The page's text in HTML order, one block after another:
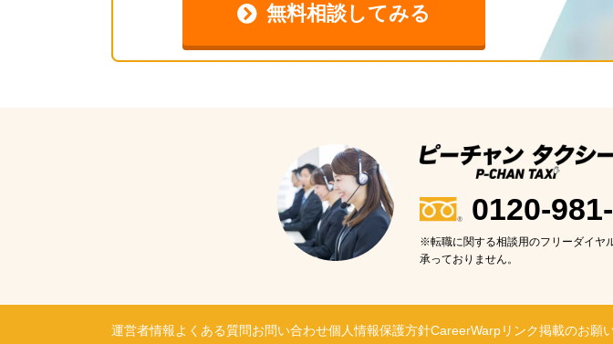
無料相談してみる
0120-
※転職に関する相談用のフリーダイヤ
承っておりません。
運営者情報よくある質問お問い合わせ個人情報保護方針CareerWarpリンク掲載のお願